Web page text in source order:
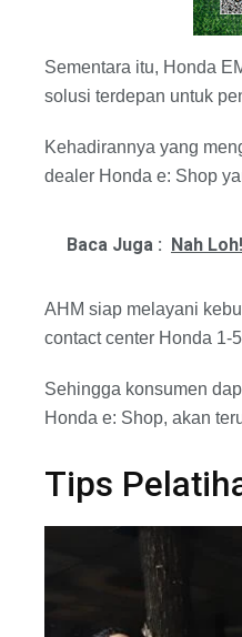
Sementara itu, Honda
solusi terdepan untuk
Kehadirannya yang
dealer Honda e: Shop
Baca Juga : Nah
AHM siap melayani
contact center Honda 1-
Sehingga konsumen
Honda e: Shop, akan
Tips